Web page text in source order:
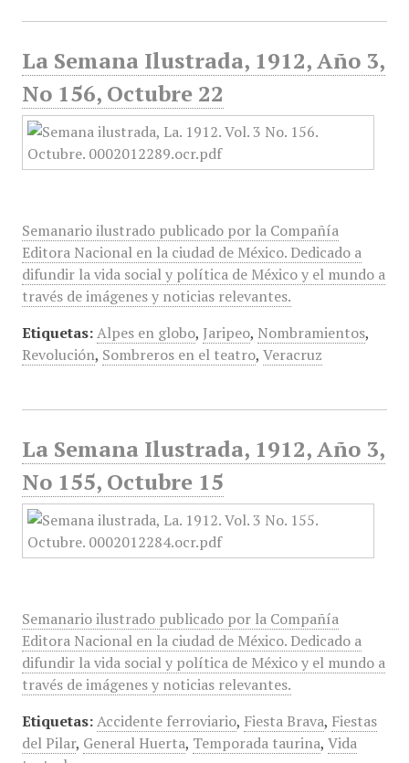
La Semana Ilustrada, 1912, Año 3,
No 156, Octubre 22
Semanario ilustrado publicado por la Compañía
Editora Nacional en la ciudad de México. Dedicado a
difundir la vida social y política de México y el mundo a
través de imágenes y noticias relevantes.
Etiquetas: Alpes en globo, Jaripeo, Nombramientos,
Revolución, Sombreros en el teatro, Veracruz
La Semana Ilustrada, 1912, Año 3,
No 155, Octubre 15
Semanario ilustrado publicado por la Compañía
Editora Nacional en la ciudad de México. Dedicado a
difundir la vida social y política de México y el mundo a
través de imágenes y noticias relevantes.
Etiquetas: Accidente ferroviario, Fiesta Brava, Fiestas
del Pilar, General Huerta, Temporada taurina, Vida